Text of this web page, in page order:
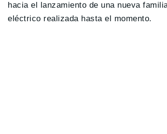
hacia el lanzamiento de una nueva
eléctrico realizada hasta el momento.